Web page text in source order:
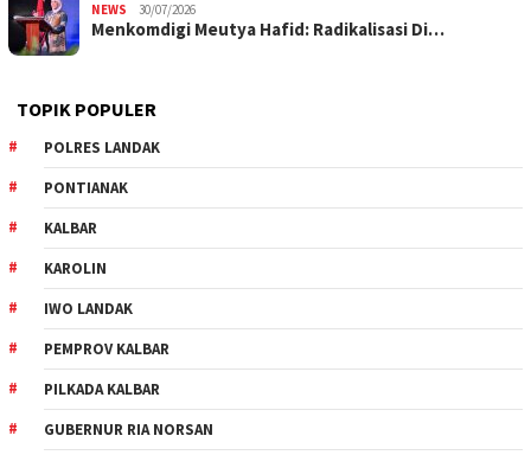
NEWS 30/07/2026
Menkomdigi Meutya Hafid: Radikalisasi Di…
TOPIK POPULER
POLRES LANDAK
PONTIANAK
KALBAR
KAROLIN
IWO LANDAK
PEMPROV KALBAR
PILKADA KALBAR
GUBERNUR RIA NORSAN